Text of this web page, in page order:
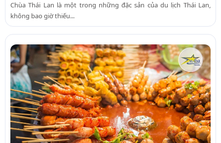
Chùa Thái Lan là một trong những đặc sản của du lịch Thái Lan,
không bao giờ thiếu...